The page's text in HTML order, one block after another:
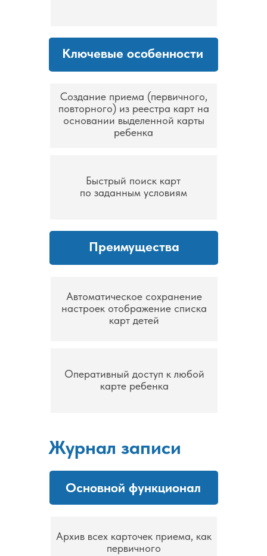
Журнал записи
Создание приема (первичного,
повторного) из реестра карт на
основании выделенной карты
ребенка
Быстрый поиск карт
по заданным условиям
Ключевые особенности
Автоматическое сохранение
настроек отображение списка
карт детей
Оперативный доступ к любой
карте ребенка
Преимущества
Архив всех карточек приема, как
первичного
Основной функционал